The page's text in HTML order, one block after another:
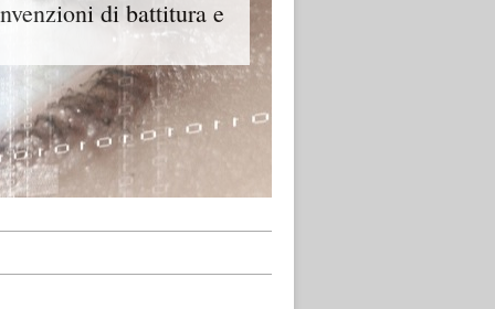
di battitura e